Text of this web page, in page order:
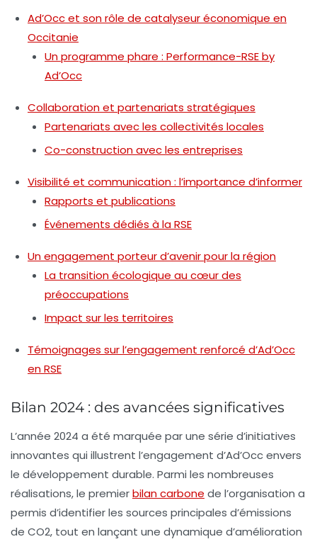
Ad’Occ et son rôle de catalyseur économique en
Occitanie
Un programme phare : Performance-RSE by
Ad’Occ
Collaboration et partenariats stratégiques
Partenariats avec les collectivités locales
Co-construction avec les entreprises
Visibilité et communication : l’importance d’informer
Rapports et publications
Événements dédiés à la RSE
Un engagement porteur d’avenir pour la région
La transition écologique au cœur des
préoccupations
Impact sur les territoires
Témoignages sur l’engagement renforcé d’Ad’Occ
en RSE
Bilan 2024 : des avancées significatives
L’année 2024 a été marquée par une série d’initiatives
innovantes qui illustrent l’engagement d’Ad’Occ envers
le développement durable. Parmi les nombreuses
réalisations, le premierbilan carbone de l’organisation a
permis d’identifier les sources principales d’émissions
de CO2, tout en lançant une dynamique d’amélioration